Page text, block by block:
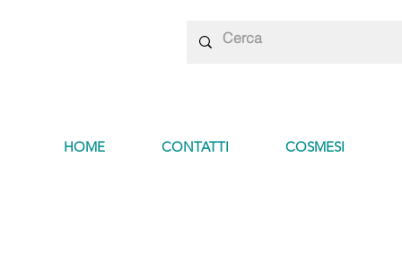
HOME CONTATTI COSMESI